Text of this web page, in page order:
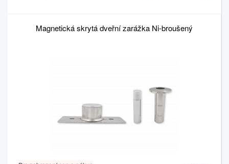
Magnetická skrytá dveřní zarážka Ni-broušený